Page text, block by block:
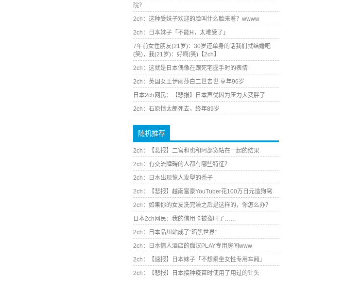
院？
2ch：这种受妹子欢迎的脸叫什么脸来着？wwww
2ch：日本妹子「不能H，太难受了」
7年前女性朋友(21岁)：30岁还单身的话我们就结婚吧
(笑)，我(21岁)：好啊(笑)【2ch】
2ch：这就是日本偶像在跟死宅握手时的表情
2ch：英国女王伊丽莎白二世去世 享年96岁
日本2ch网民：【悲报】日本声优因为压力大变胖了
2ch：石原慎太郎死去，终年89岁
随机推荐
2ch：【悲报】二宫和也和阿部宽站在一起的结果
2ch：有交流障碍的人都有哪些特征？
2ch：日本出现惊人发型的秃子
2ch：【悲报】越南富豪YouTuber花100万日元造狗窝
2ch：如果你的女友洗完澡之后是这样的，你怎么办？
日本2ch网民：我的信用卡被盗刷了……
2ch：日本品川站成了“暗黑世界”
2ch：日本情人酒店的痴汉PLAY专用房间www
2ch：【速报】日本妹子「不想乘坐女性专用车厢」
2ch：【悲报】日本接种疫苗时使用了用过的针头